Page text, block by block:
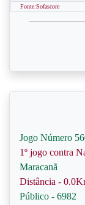
Fonte:Sofascore
Jogo Número
1º jogo contra
Maracanã
Distância -
Público - 6982